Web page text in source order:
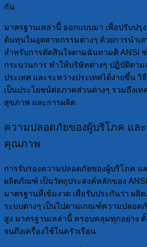
กัน
มาตรฐานเหล่านี้ ออกแบบมา เพื่อปรับปรุ
ต้นทุนในอุตสาหกรรมต่างๆ ด้วยการนำเ
สำหรับการตัดสินใจตามฉันทามติ ANSI
กระบวนการ ทำให้บริษัทต่างๆ ปฏิบัติตาม
ประเทศ และระหว่างประเทศได้ง่ายขึ้น
เป็นประโยชน์ต่อภาคส่วนต่างๆ รวมถึงเ
สุขภาพ และการผลิต
ความปลอดภัยของผู้บริโภค แล
คุณภาพ
การรับรองความปลอดภัยของผู้บริโภค
ผลิตภัณฑ์ เป็นวัตถุประสงค์หลักของ
มาตรฐานที่เข้มงวด เพื่อรับประกันว่า ผลิ
ระบบต่างๆ เป็นไปตามเกณฑ์ความปลอด
สูง มาตรฐานเหล่านี้ ครอบคลุมทุกอย่าง
จนถึงเครื่องใช้ในครัวเรือน